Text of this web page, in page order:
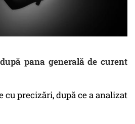
pana generală de curent
cu precizări, după ce a analizat